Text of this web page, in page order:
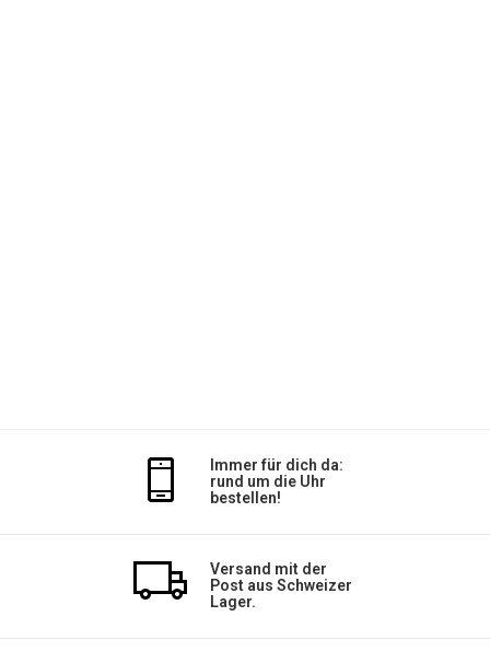
Immer für dich da:
rund um die Uhr
bestellen!
Versand mit der
Post aus Schweizer
Lager.